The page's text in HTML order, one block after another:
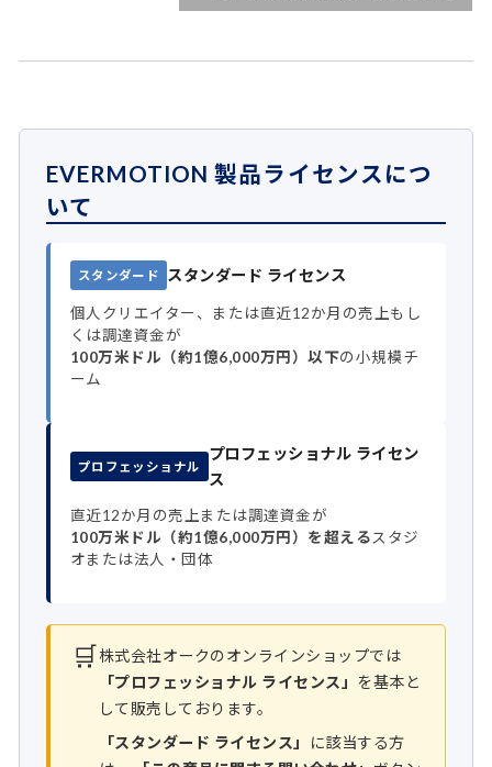
EVERMOTION 製品ライセンスにつ
いて
スタンダード スタンダード ライセンス
個人クリエイター、または直近12か月の売上もし
くは調達資金が
100万米ドル（約1億6,000万円）以下の小規模チ
ーム
プロフェッショナル
プロフェッショナル ライセン
ス
直近12か月の売上または調達資金が
100万米ドル（約1億6,000万円）を超えるスタジ
オまたは法人・団体
🛒株式会社オークのオンラインショップでは
「プロフェッショナル ライセンス」 を基本と
して販売しております。
「スタンダード ライセンス」
に該当する方